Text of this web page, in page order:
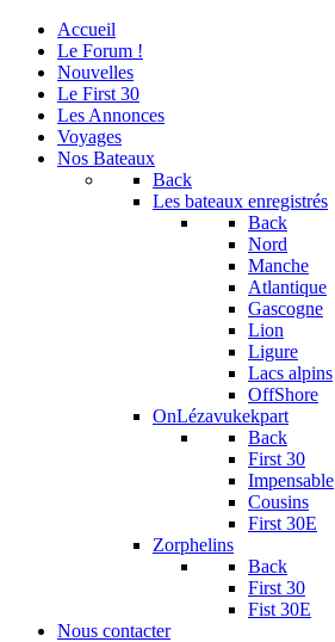
Accueil
Le Forum !
Nouvelles
Le First 30
Les Annonces
Voyages
Nos Bateaux
Back
Les bateaux enregistrés
Back
Nord
Manche
Atlantique
Gascogne
Lion
Ligure
Lacs alpins
OffShore
OnLézavukekpart
Back
First 30
Impensable
Cousins
First 30E
Zorphelins
Back
First 30
Fist 30E
Nous contacter